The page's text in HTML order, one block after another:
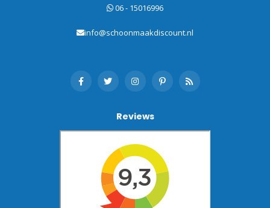
06 - 15016996
info@schoonmaakdiscount.nl
Reviews